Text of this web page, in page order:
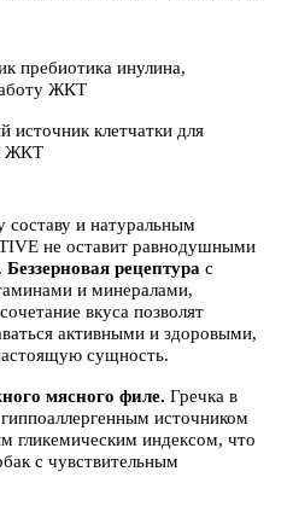
пребиотика инулина,
ЖКТ
источник клетчатки для
ЖКТ
составу и натуральным
не оставит равнодушными
Беззерновая рецептура с
и минералами,
вкуса позволят
активными и здоровыми,
сущность.
мясного филе. Гречка в
источником
гликемическим индексом, что
с чувствительным